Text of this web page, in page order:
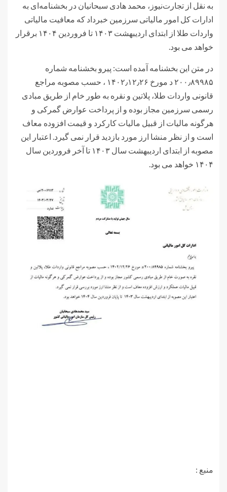
به نقل از تجارت‌نیوز، محمد هادی سبحانیان در بخشنامه‌ای به
ادارات کل امور مالیاتی سرزمین خبرداد که معافیت مالیاتی
واردات طلا از ابتدای اردیبهشت ۱۴۰۳ تا فروردین ۱۴۰۴ برقرار
خواهد می بود.
در متن این بخشنامه آمده است: پیرو بخشنامه شماره
۲۰۰٫۸۹۹۸۵ د مورخ ۱۴۰۲٫۱۲٫۲۶ ، حسب مصوبه مراجع
قانونی واردات طلا، پلاتین و نقره به طور خام از طریق مبادی
رسمی سرزمین مجاز بوده و از پرداخت عوارض گمرکی و
هرگونه مالیات از قبیل مالیات کارکرد و قیمت افزوده معاف
است و از نظر منشا ارز مورد بازدید قرار نمی گیرد. اعتبار این
مصوبه از ابتدای اردیبهشت سال ۱۴۰۳ تا آخر فروردین سال
۱۴۰۴ خواهد می بود.
منبع :